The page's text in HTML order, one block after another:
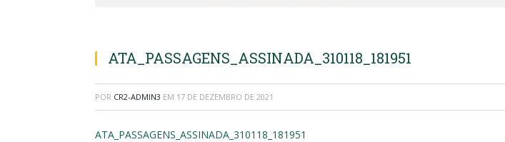
ATA_PASSAGENS_ASSINADA_310118_181951
POR CR2-ADMIN3 EM 17 DE DEZEMBRO DE 2021
ATA_PASSAGENS_ASSINADA_310118_181951